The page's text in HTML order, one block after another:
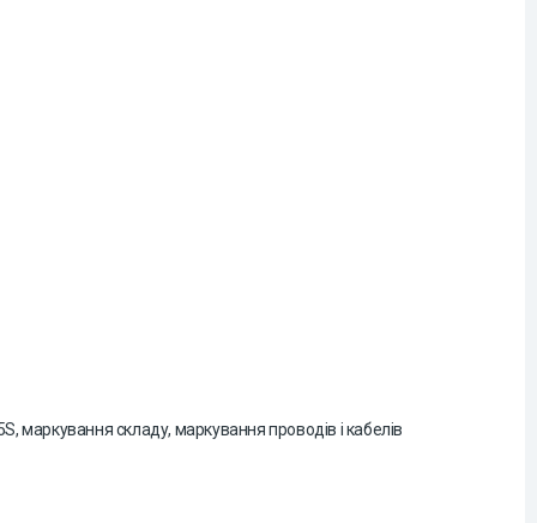
маркування складу, маркування проводів і кабелів